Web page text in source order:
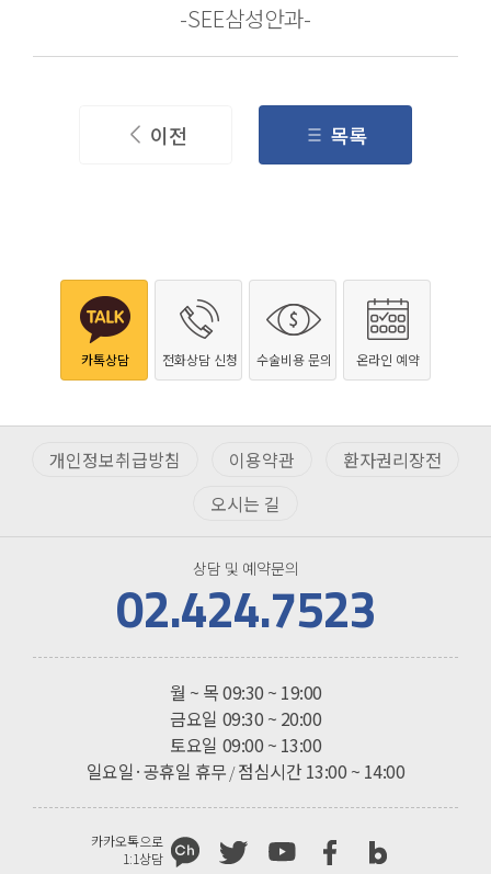
-SEE삼성안과-
이전 목록
카톡상담 전화상담 신청 수술비용 문의 온라인 예약
개인정보취급방침 이용약관
환자권리장전
오시는 길
상담 및 예약문의
02.424.7523
진료시간
월 ~ 목09:30 ~ 19:00
금요일 09:30 ~ 20:00
토요일 09:00 ~ 13:00
일요일·공휴일 휴무 /점심시간 13:00 ~ 14:00
카카오톡으로
1:1상담